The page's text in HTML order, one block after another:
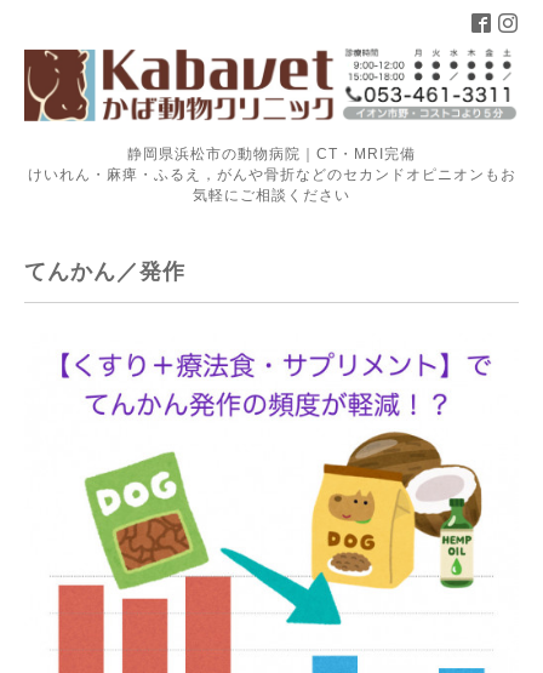
静岡県浜松市の動物病院｜CT・MRI完備
けいれん・麻痺・ふるえ，がんや骨折などのセカンドオピニオンもお
気軽にご相談ください
てんかん／発作